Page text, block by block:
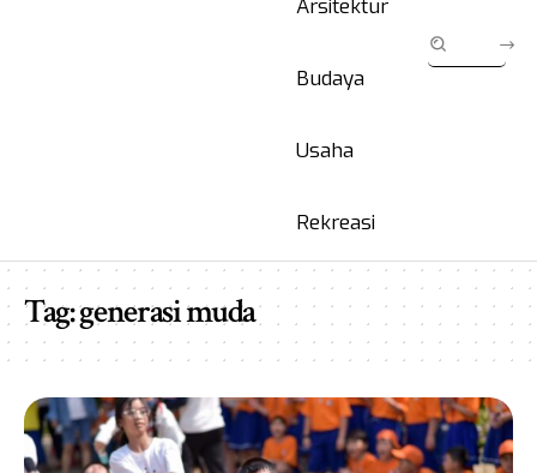
Arsitektur
Budaya
Usaha
Rekreasi
Tag:generasi muda